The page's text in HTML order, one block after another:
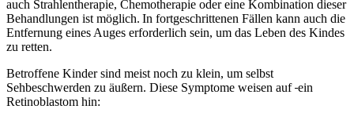
auch Strahlentherapie, Chemotherapie oder eine Kombination dieser
Behandlungen ist möglich. In fortgeschrittenen Fällen kann auch die
Entfernung eines Auges erforderlich sein, um das Leben des Kindes
zu retten.
Betroffene Kinder sind meist noch zu klein, um selbst
Sehbeschwerden zu äußern. Diese Symptome weisen auf ein
Retinoblastom hin: